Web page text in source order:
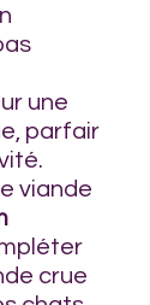
une
parfair
viande
crue